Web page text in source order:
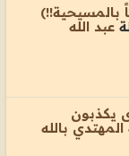
بالمسيحية!!)
عبد الله
يكذبون
المهتدي بالله